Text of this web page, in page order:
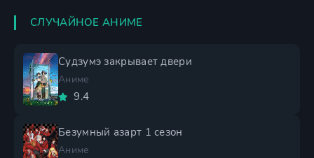
СЛУЧАЙНОЕ АНИМЕ
Судзумэ закрывает двери
Аниме
9.4
Безумный азарт 1 сезон
Аниме